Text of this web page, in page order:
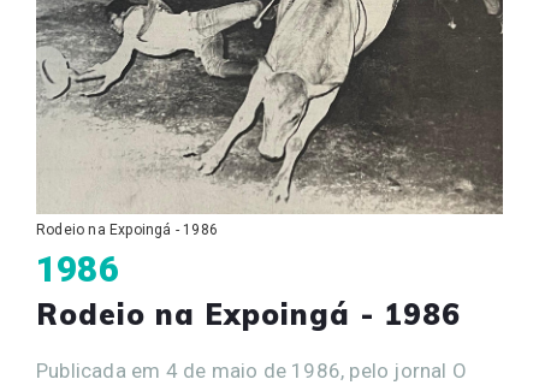
Rodeio na Expoingá - 1986
1986
Rodeio na Expoingá - 1986
Publicada em 4 de maio de 1986, pelo jornal O